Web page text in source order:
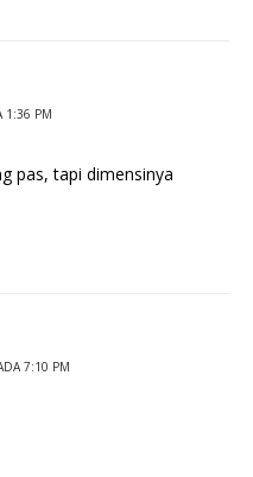
1:36 PM
pas, tapi dimensinya
7:10 PM